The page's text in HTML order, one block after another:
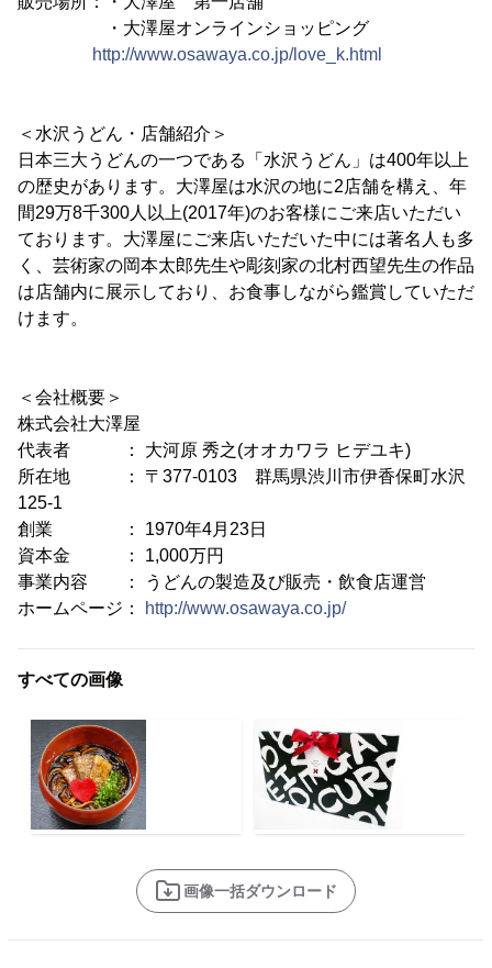
・大澤屋オンラインショッピング
http://www.osawaya.co.jp/love_k.html
＜水沢うどん・店舗紹介＞
日本三大うどんの一つである「水沢うどん」は400年以上
の歴史があります。大澤屋は水沢の地に2店舗を構え、年
間29万8千300人以上(2017年)のお客様にご来店いただい
ております。大澤屋にご来店いただいた中には著名人も多
く、芸術家の岡本太郎先生や彫刻家の北村西望先生の作品
は店舗内に展示しており、お食事しながら鑑賞していただ
けます。
＜会社概要＞
株式会社大澤屋
代表者 ： 大河原 秀之(オオカワラ ヒデユキ)
所在地 ： 〒377-0103 群馬県渋川市伊香保町水沢
125-1
創業 ： 1970年4月23日
資本金 ： 1,000万円
事業内容 ： うどんの製造及び販売・飲食店運営
ホームページ：
http://www.osawaya.co.jp/
すべての画像
画像一括ダウンロード